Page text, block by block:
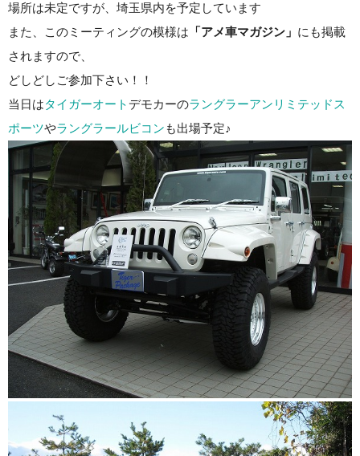
場所は未定ですが、埼玉県内を予定しています
また、このミーティングの模様は 「アメ車マガジン」 にも掲載
されますので、
どしどしご参加下さい！！
当日はタイガーオート デモカーのラングラーアンリミテッドス
ポーツやラングラールビコン も出場予定♪